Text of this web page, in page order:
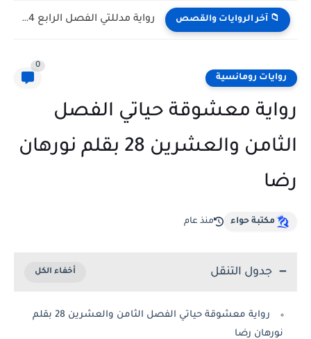
📁 آخر الروايات والقصص رواية مدللتي الفصل الخامس 5 بقلم اسراء حمدي
روايات رومانسية
0
رواية معشوقة حياتي الفصل
الثامن والعشرين 28 بقلم نورهان
رضا
مكتبة حواء منذ عام
جدول التنقل
رواية معشوقة حياتي الفصل الثامن والعشرين 28 بقلم
نورهان رضا